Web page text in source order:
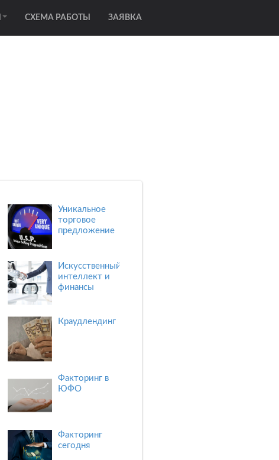
СХЕМА РАБОТЫ ЗАЯВКА
Уникальное
торговое
предложение
Искусственный
интеллект и
финансы
Краудлендинг
Факторинг в
ЮФО
Факторинг
сегодня